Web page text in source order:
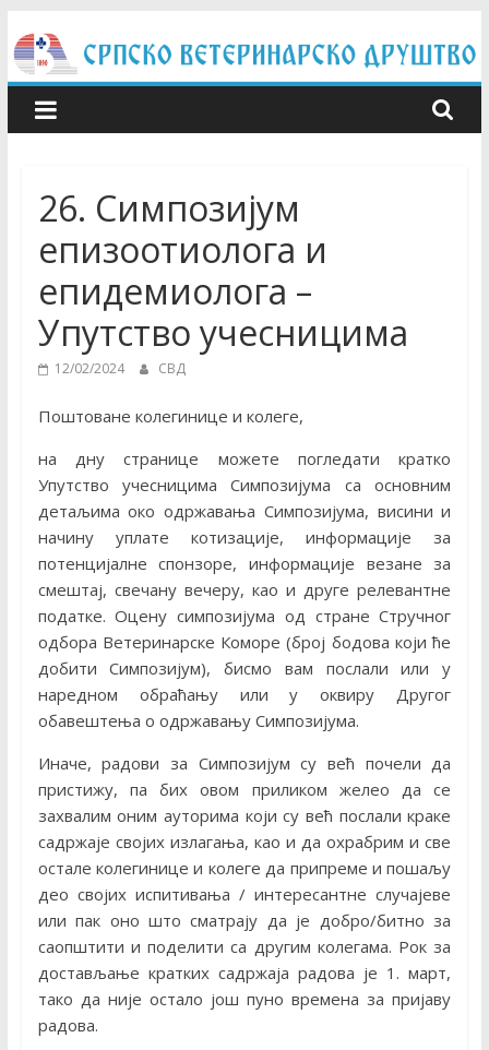
to
content
26. Симпозијум
епизоотиолога и
епидемиолога –
Упутство учесницима
12/02/2024 СВД
Поштоване колегинице и колеге,
на дну странице можете погледати кратко
Упутство учесницима Симпозијума са основним
детаљима око одржавања Симпозијума, висини и
начину уплате котизације, информације за
потенцијалне спонзоре, информације везане за
смештај, свечану вечеру, као и друге релевантне
податке. Оцену симпозијума од стране Стручног
одбора Ветеринарске Коморе (број бодова који ће
добити Симпозијум), бисмо вам послали или у
наредном обраћању или у оквиру Другог
обавештења о одржавању Симпозијума.
Иначе, радови за Симпозијум су већ почели да
пристижу, па бих овом приликом желео да се
захвалим оним ауторима који су већ послали краке
садржаје својих излагања, као и да охрабрим и све
остале колегинице и колеге да припреме и пошаљу
део својих испитивања / интересантне случајеве
или пак оно што сматрају да је добро/битно за
саопштити и поделити са другим колегама. Рок за
достављање кратких садржаја радова је 1. март,
тако да није остало још пуно времена за пријаву
радова.